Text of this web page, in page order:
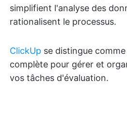
simplifient l'analyse des
rationalisent le processus.
ClickUp se distingue
complète pour gérer et
vos tâches d'évaluation.